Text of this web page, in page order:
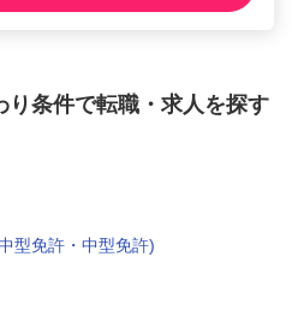
り条件で転職・求人を探す
型免許・中型免許)